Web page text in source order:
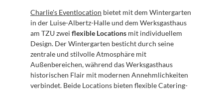
Charlie's Eventlocation bietet mit dem Wintergarten
in der Luise-Albertz-Halle und dem Werksgasthaus
am TZU zwei flexible Locations mit individuellem
Design. Der Wintergarten besticht durch seine
zentrale und stilvolle Atmosphäre mit
Außenbereichen, während das Werksgasthaus
historischen Flair mit modernen Annehmlichkeiten
verbindet. Beide Locations bieten flexible Catering-